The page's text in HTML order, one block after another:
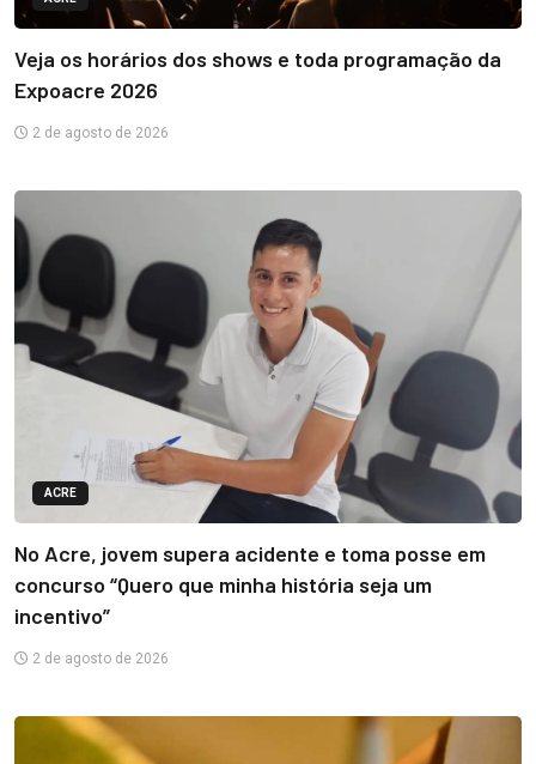
Veja os horários dos shows e toda programação da
Expoacre 2026
2 de agosto de 2026
ACRE
No Acre, jovem supera acidente e toma posse em
concurso “Quero que minha história seja um
incentivo”
2 de agosto de 2026